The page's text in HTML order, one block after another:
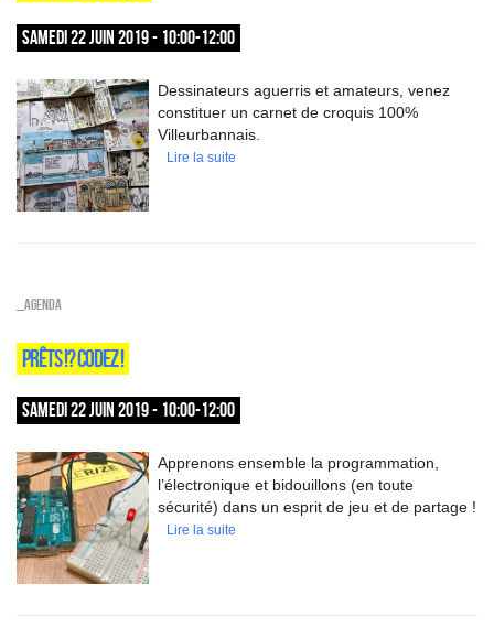
SAMEDI 22 JUIN 2019 - 10:00-12:00
Dessinateurs aguerris et amateurs, venez
constituer un carnet de croquis 100%
Villeurbannais.
Lire la suite
_Agenda
PRÊTS !? CODEZ !
SAMEDI 22 JUIN 2019 - 10:00-12:00
Apprenons ensemble la programmation,
l’électronique et bidouillons (en toute
sécurité) dans un esprit de jeu et de partage !
Lire la suite